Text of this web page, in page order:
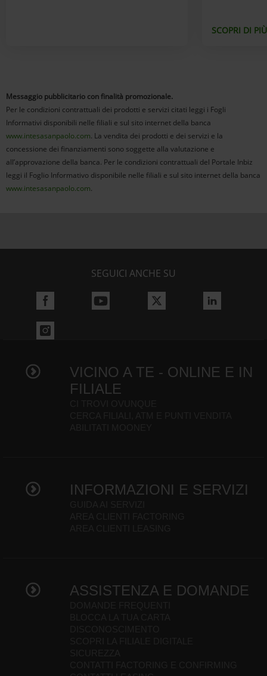
SCOPRI DI PIÙ
Messaggio pubblicitario con finalità promozionale.
Per le condizioni contrattuali dei prodotti e servizi citati leggi i Fogli
Informativi disponibili nelle filiali e sul sito internet della banca
www.intesasanpaolo.com. La vendita dei prodotti e dei servizi e la
concessione dei finanziamenti sono soggette alla valutazione e
all’approvazione della banca. Per le condizioni contrattuali del Portale Inbiz
leggi il Foglio Informativo disponibile nelle filiali e sul sito internet della banca
www.intesasanpaolo.com.
SEGUICI ANCHE SU
VICINO A TE - ONLINE E IN
FILIALE
INFORMAZIONI E SERVIZI
ASSISTENZA E DOMANDE